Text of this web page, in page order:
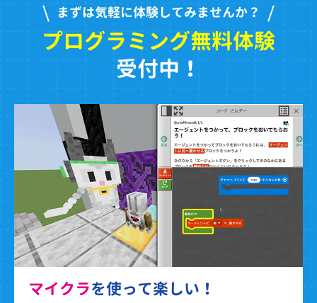
まずは気軽に体験してみませんか？
プログラミング無料体験
受付中！
マイクラを使って楽しい！